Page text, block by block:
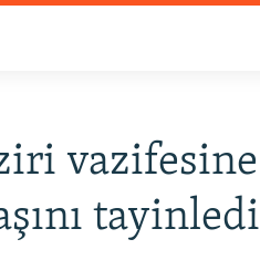
vazifesine
tayinledi